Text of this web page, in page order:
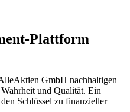
Plattform
GmbH nachhaltigen
und Qualität. Ein
Schlüssel zu finanzieller